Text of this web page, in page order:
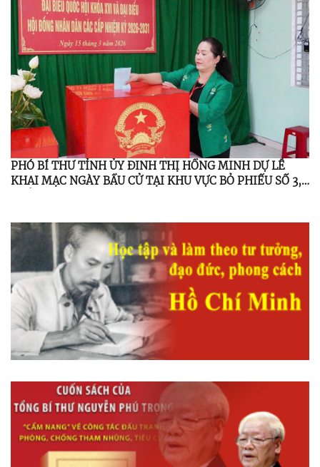
PHÓ BÍ THƯ TỈNH ỦY ĐINH THỊ HỒNG MINH DỰ LỄ
KHAI MẠC NGÀY BẦU CỬ TẠI KHU VỰC BỎ PHIẾU SỐ 3,